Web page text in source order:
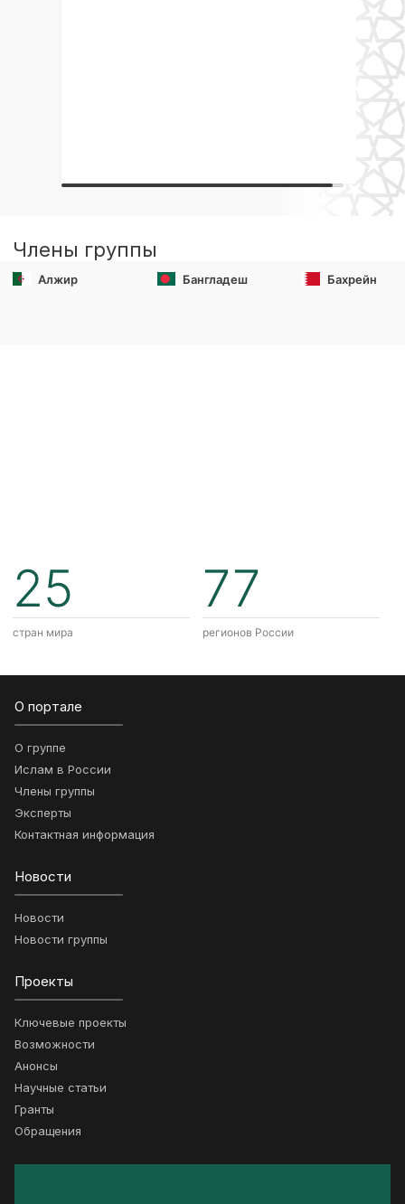
Члены группы
Алжир Бангладеш Бахрейн
25
стран мира
77
регионов России
О портале
О группе
Ислам в России
Члены группы
Эксперты
Контактная информация
Новости
Новости
Новости группы
Проекты
Ключевые проекты
Возможности
Анонсы
Научные статьи
Гранты
Обращения